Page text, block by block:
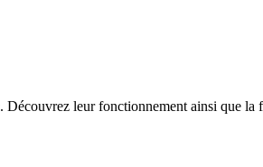
leur fonctionnement ainsi que la